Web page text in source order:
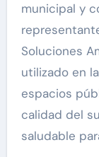
municipal y
Soluciones
utilizado en
espacios
calidad del
saludable